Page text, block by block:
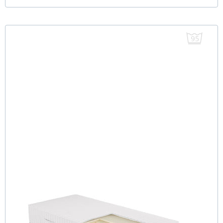
FLAVUS H3 (95° Bezug) TTFK Matratze 80x210 cm -
Sonderanfertigung
(3)